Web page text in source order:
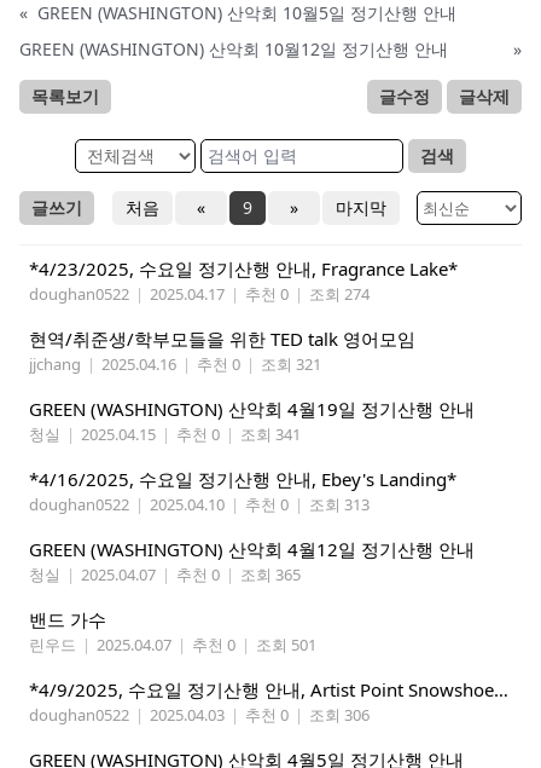
« GREEN (WASHINGTON) 산악회 10월5일 정기산행 안내
GREEN (WASHINGTON) 산악회 10월12일 정기산행 안내
»
목록보기 글수정 글삭제
검색
글쓰기 처음 « 9 » 마지막
*4/23/2025, 수요일 정기산행 안내, Fragrance Lake*
doughan0522 | 2025.04.17 | 추천 0 | 조회 274
현역/취준생/학부모들을 위한 TED talk 영어모임
jjchang | 2025.04.16 | 추천 0 | 조회 321
GREEN (WASHINGTON) 산악회 4월19일 정기산행 안내
청실 | 2025.04.15 | 추천 0 | 조회 341
*4/16/2025, 수요일 정기산행 안내, Ebey's Landing*
doughan0522 | 2025.04.10 | 추천 0 | 조회 313
GREEN (WASHINGTON) 산악회 4월12일 정기산행 안내
청실 | 2025.04.07 | 추천 0 | 조회 365
밴드 가수
린우드 | 2025.04.07 | 추천 0 | 조회 501
*4/9/2025, 수요일 정기산행 안내, Artist Point Snowshoeing*
doughan0522 | 2025.04.03 | 추천 0 | 조회 306
GREEN (WASHINGTON) 산악회 4월5일 정기산행 안내